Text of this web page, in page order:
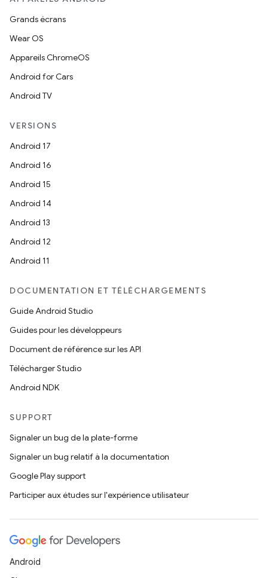
Grands écrans
Wear OS
Appareils ChromeOS
Android for Cars
Android TV
VERSIONS
Android 17
Android 16
Android 15
Android 14
Android 13
Android 12
Android 11
DOCUMENTATION ET TÉLÉCHARGEMENTS
Guide Android Studio
Guides pour les développeurs
Document de référence sur les API
Télécharger Studio
Android NDK
SUPPORT
Signaler un bug de la plate-forme
Signaler un bug relatif à la documentation
Google Play support
Participer aux études sur l'expérience utilisateur
Android